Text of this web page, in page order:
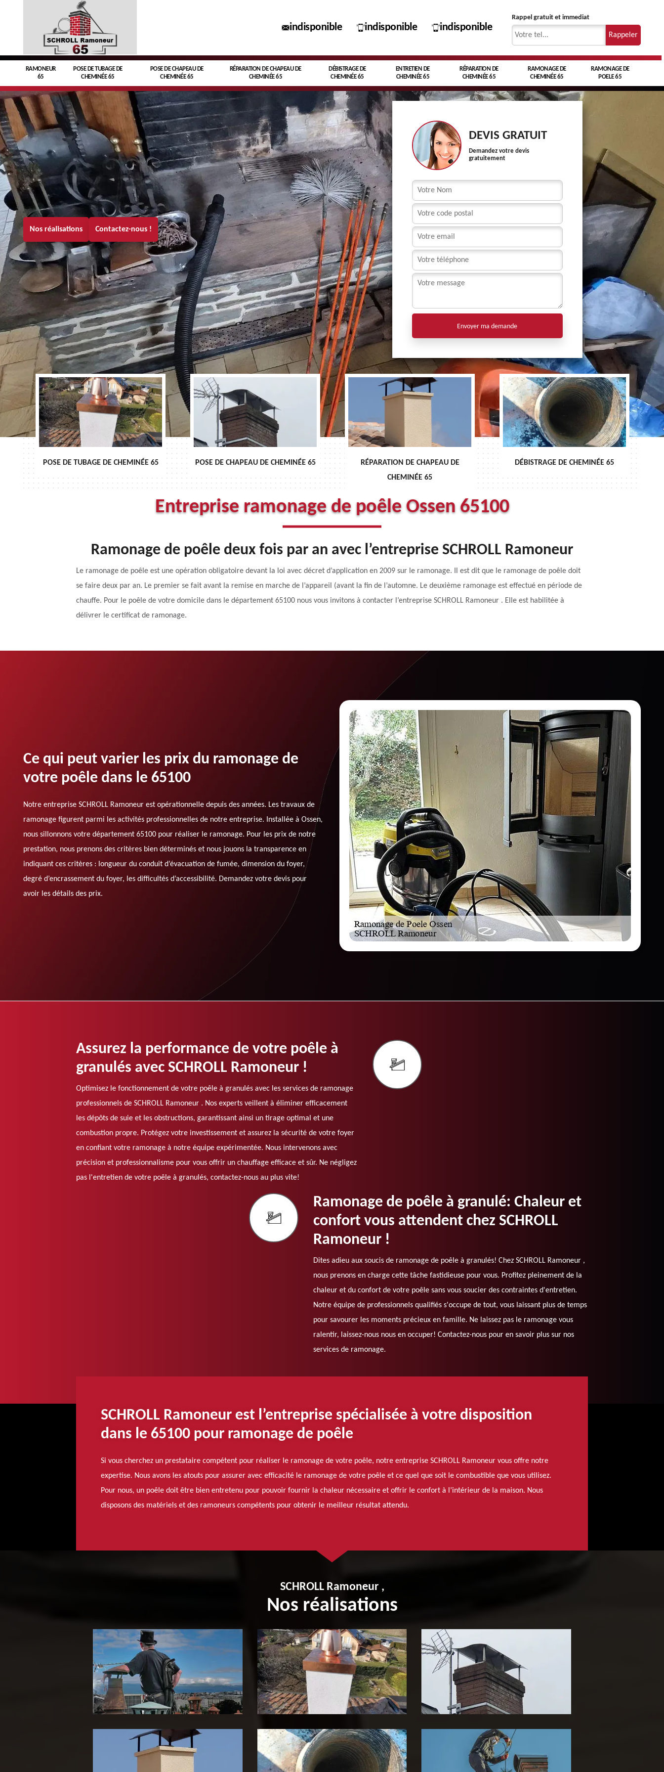
indisponible indisponible indisponible
Rappel gratuit et immediat
RAMONEUR
65
POSE DE TUBAGE DE
CHEMINÉE 65
POSE DE CHAPEAU DE
CHEMINÉE 65
RÉPARATION DE CHAPEAU DE
CHEMINÉE 65
DÉBISTRAGE DE
CHEMINÉE 65
ENTRETIEN DE
CHEMINÉE 65
RÉPARATION DE
CHEMINÉE 65
RAMONAGE DE
CHEMINÉE 65
RAMONAGE DE
POELE 65
Nos réalisations Contactez-nous !
DEVIS GRATUIT
Demandez votre devis
gratuitement
POSE DE CHAPEAU DE CHEMINÉE 65
RÉPARATION DE CHAPEAU DE
DÉBISTRAGE DE CHEMINÉE 65 ENTRETIEN DE CHEMINÉE 65
Entreprise ramonage de poêle Ossen 65100
Ramonage de poêle deux fois par an avec l’entreprise SCHROLL Ramoneur
Le ramonage de poêle est une opération obligatoire devant la loi avec décret d’application en 2009 sur le ramonage. Il est dit que le ramonage de poêle doit
se faire deux par an. Le premier se fait avant la remise en marche de l’appareil (avant la fin de l’automne. Le deuxième ramonage est effectué en période de
chauffe. Pour le poêle de votre domicile dans le département 65100 nous vous invitons à contacter l’entreprise SCHROLL Ramoneur . Elle est habilitée à
délivrer le certificat de ramonage.
Ce qui peut varier les prix du ramonage de
votre poêle dans le 65100
Notre entreprise SCHROLL Ramoneur est opérationnelle depuis des années. Les travaux de
ramonage figurent parmi les activités professionnelles de notre entreprise. Installée à Ossen,
nous sillonnons votre département 65100 pour réaliser le ramonage. Pour les prix de notre
prestation, nous prenons des critères bien déterminés et nous jouons la transparence en
indiquant ces critères : longueur du conduit d’évacuation de fumée, dimension du foyer,
degré d’encrassement du foyer, les difficultés d’accessibilité. Demandez votre devis pour
avoir les détails des prix.
Assurez la performance de votre poêle à
granulés avec SCHROLL Ramoneur !
Optimisez le fonctionnement de votre poêle à granulés avec les services de ramonage
professionnels de SCHROLL Ramoneur . Nos experts veillent à éliminer efficacement
les dépôts de suie et les obstructions, garantissant ainsi un tirage optimal et une
combustion propre. Protégez votre investissement et assurez la sécurité de votre foyer
en confiant votre ramonage à notre équipe expérimentée. Nous intervenons avec
précision et professionnalisme pour vous offrir un chauffage efficace et sûr. Ne négligez
pas l'entretien de votre poêle à granulés, contactez-nous au plus vite!
Ramonage de poêle à granulé: Chaleur et
confort vous attendent chez SCHROLL
Ramoneur !
Dites adieu aux soucis de ramonage de poêle à granulés! Chez SCHROLL Ramoneur ,
nous prenons en charge cette tâche fastidieuse pour vous. Profitez pleinement de la
chaleur et du confort de votre poêle sans vous soucier des contraintes d'entretien.
Notre équipe de professionnels qualifiés s'occupe de tout, vous laissant plus de temps
pour savourer les moments précieux en famille. Ne laissez pas le ramonage vous
ralentir, laissez-nous nous en occuper! Contactez-nous pour en savoir plus sur nos
services de ramonage.
SCHROLL Ramoneur est l’entreprise spécialisée à votre disposition
dans le 65100 pour ramonage de poêle
Si vous cherchez un prestataire compétent pour réaliser le ramonage de votre poêle, notre entreprise SCHROLL Ramoneur vous offre notre
expertise. Nous avons les atouts pour assurer avec efficacité le ramonage de votre poêle et ce quel que soit le combustible que vous utilisez.
Pour nous, un poêle doit être bien entretenu pour pouvoir fournir la chaleur nécessaire et offrir le confort à l’intérieur de la maison. Nous
disposons des matériels et des ramoneurs compétents pour obtenir le meilleur résultat attendu.
SCHROLL Ramoneur ,
Nos réalisations
Ramoneur 65
Pose de tubage de cheminée
65
Pose de chapeau de
cheminée 65